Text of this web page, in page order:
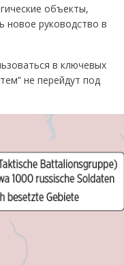
объекты,
новое руководство в
в ключевых
не перейдут под